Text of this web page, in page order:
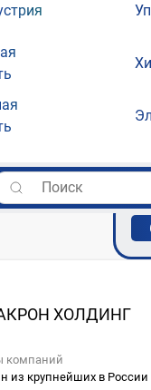
ХОЛДИНГ
компаний
из крупнейших в России